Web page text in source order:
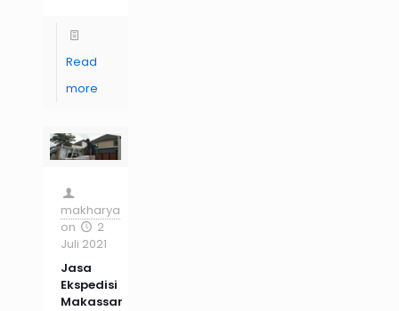
Read
more
makharya
on
2
Juli 2021
Jasa
Ekspedisi
Makassar